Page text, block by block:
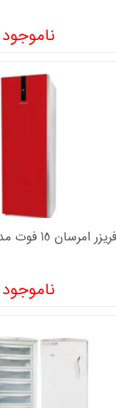
ناموجود
فریزر امرسان 15 فوت مدل FN15DEL
ناموجود